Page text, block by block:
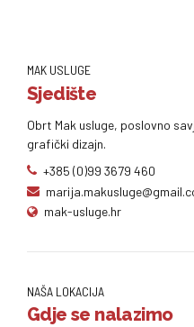
MAK USLUGE
Sjedište
Obrt Mak usluge, poslovno
grafički dizajn.
+385 (0)99 3679 460
mak-usluge.hr
NAŠA LOKACIJA
Gdje se nalazimo